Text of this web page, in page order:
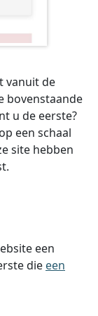
vanuit de
bovenstaande
u de eerste?
een schaal
site hebben
een
die een